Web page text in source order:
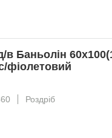
в Баньолін
фіолетовий
Роздріб